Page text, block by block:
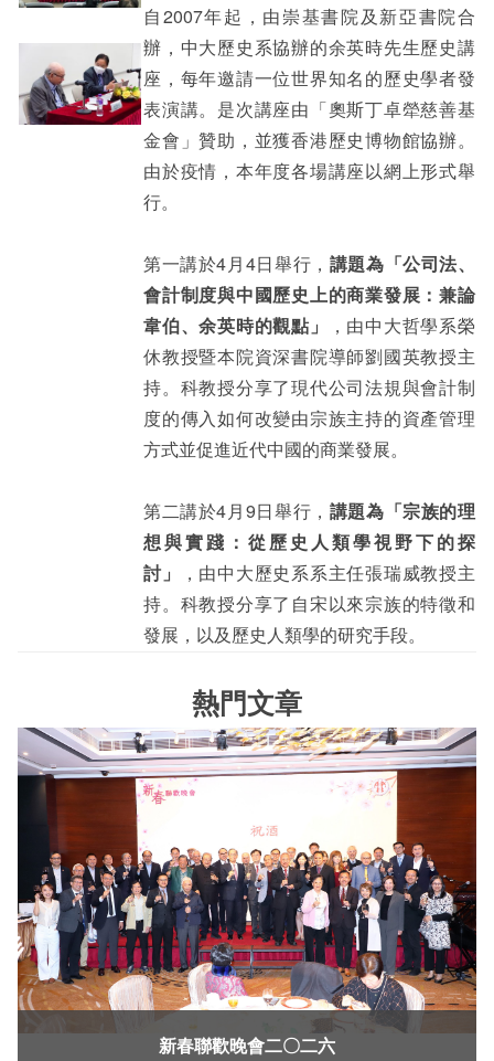
自2007年起，由崇基書院及新亞書院合
辦，中大歷史系協辦的余英時先生歷史講
座，每年邀請一位世界知名的歷史學者發
表演講。是次講座由「奧斯丁卓犖慈善基
金會」贊助，並獲香港歷史博物館協辦。
由於疫情，本年度各場講座以網上形式舉
行。
第一講於4月4日舉行， 講題為「公司法、
會計制度與中國歷史上的商業發展：兼論
韋伯、余英時的觀點」
，由中大哲學系榮
休教授暨本院資深書院導師劉國英教授主
持。科教授分享了現代公司法規與會計制
度的傳入如何改變由宗族主持的資產管理
方式並促進近代中國的商業發展。
第二講於4月9日舉行， 講題為「宗族的理
想與實踐：從歷史人類學視野下的探
討」
，由中大歷史系系主任張瑞威教授主
持。科教授分享了自宋以來宗族的特徵和
發展，以及歷史人類學的研究手段。
熱門文章
新春聯歡晚會二〇二六